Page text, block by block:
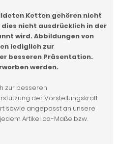
Ketten gehören nicht
nicht ausdrücklich in der
wird. Abbildungen von
lediglich zur
besseren Präsentation.
werden.
zur besseren
der Vorstellungskraft.
sowie angepasst an unsere
Artikel ca.-Maße bzw.